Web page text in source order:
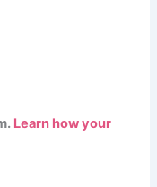
Learn how your